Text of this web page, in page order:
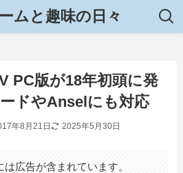
ムと趣味の日々
PC版が18年初頭に発
ドやAnselにも対応
年8月21日 2025年5月30日
広告が含まれています。